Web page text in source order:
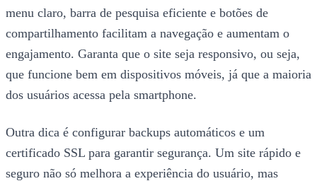
menu claro, barra de pesquisa eficiente e botões de
compartilhamento facilitam a navegação e aumentam o
engajamento. Garanta que o site seja responsivo, ou seja,
que funcione bem em dispositivos móveis, já que a maioria
dos usuários acessa pela smartphone.
Outra dica é configurar backups automáticos e um
certificado SSL para garantir segurança. Um site rápido e
seguro não só melhora a experiência do usuário, mas